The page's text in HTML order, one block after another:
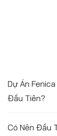
Dự Án
Đầu Tiên?
Có Nên Đầu